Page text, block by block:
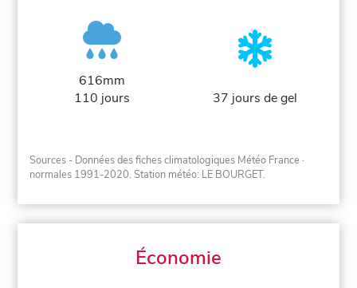
616mm
110 jours
37 jours de gel
Sources - Données des fiches climatologiques Météo France ·
normales 1991-2020. Station météo: LE BOURGET.
Économie